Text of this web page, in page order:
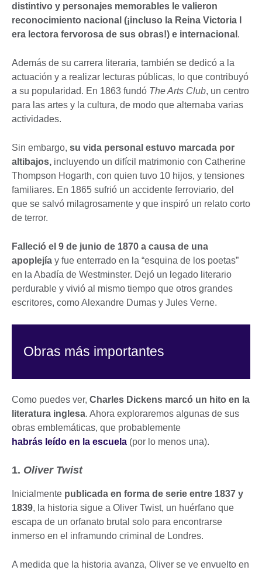
distintivo y personajes memorables le valieron
reconocimiento nacional (¡incluso la Reina Victoria I
era lectora fervorosa de sus obras!) e internacional .
Además de su carrera literaria, también se dedicó a la
actuación y a realizar lecturas públicas, lo que contribuyó
a su popularidad. En 1863 fundó The Arts Club, un centro
para las artes y la cultura, de modo que alternaba varias
actividades.
Sin embargo, su vida personal estuvo marcada por
altibajos, incluyendo un difícil matrimonio con Catherine
Thompson Hogarth, con quien tuvo 10 hijos, y tensiones
familiares. En 1865 sufrió un accidente ferroviario, del
que se salvó milagrosamente y que inspiró un relato corto
de terror.
Falleció el 9 de junio de 1870 a causa de una
apoplejía y fue enterrado en la “esquina de los poetas”
en la Abadía de Westminster. Dejó un legado literario
perdurable y vivió al mismo tiempo que otros grandes
escritores, como Alexandre Dumas y Jules Verne.
Obras más importantes
Como puedes ver, Charles Dickens marcó un hito en la
literatura inglesa. Ahora exploraremos algunas de sus
obras emblemáticas, que probablemente
habrás leído en la escuela (por lo menos una).
1. Oliver Twist
Inicialmente publicada en forma de serie entre 1837 y
1839, la historia sigue a Oliver Twist, un huérfano que
escapa de un orfanato brutal solo para encontrarse
inmerso en el inframundo criminal de Londres.
A medida que la historia avanza, Oliver se ve envuelto en